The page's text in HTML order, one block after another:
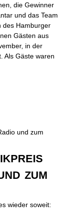
die Gewinner
und das Team
des Hamburger
Gästen aus
in der
Als Gäste waren
zum
wieder soweit: